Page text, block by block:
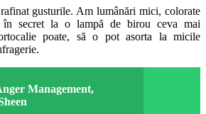
gusturile. Am lumânări mici, colorate
în secret la o lampă de birou ceva mai
poate, să o pot asorta la micile
Management,